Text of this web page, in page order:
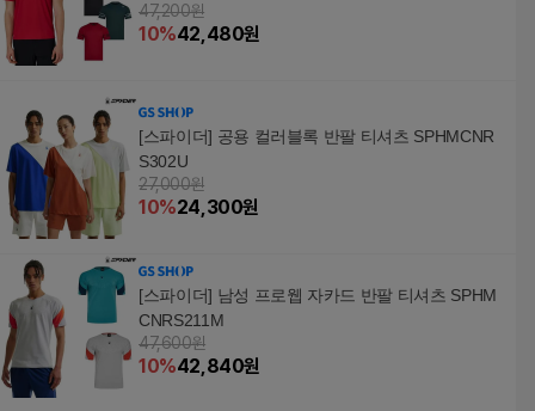
47,200원
10%42,480원
[스파이더] 공용 컬러블록 반팔 티셔츠 SPHMCNR
S302U
27,000원
10%24,300원
[스파이더] 남성 프로웹 자카드 반팔 티셔츠 SPHM
CNRS211M
47,600원
10%42,840원